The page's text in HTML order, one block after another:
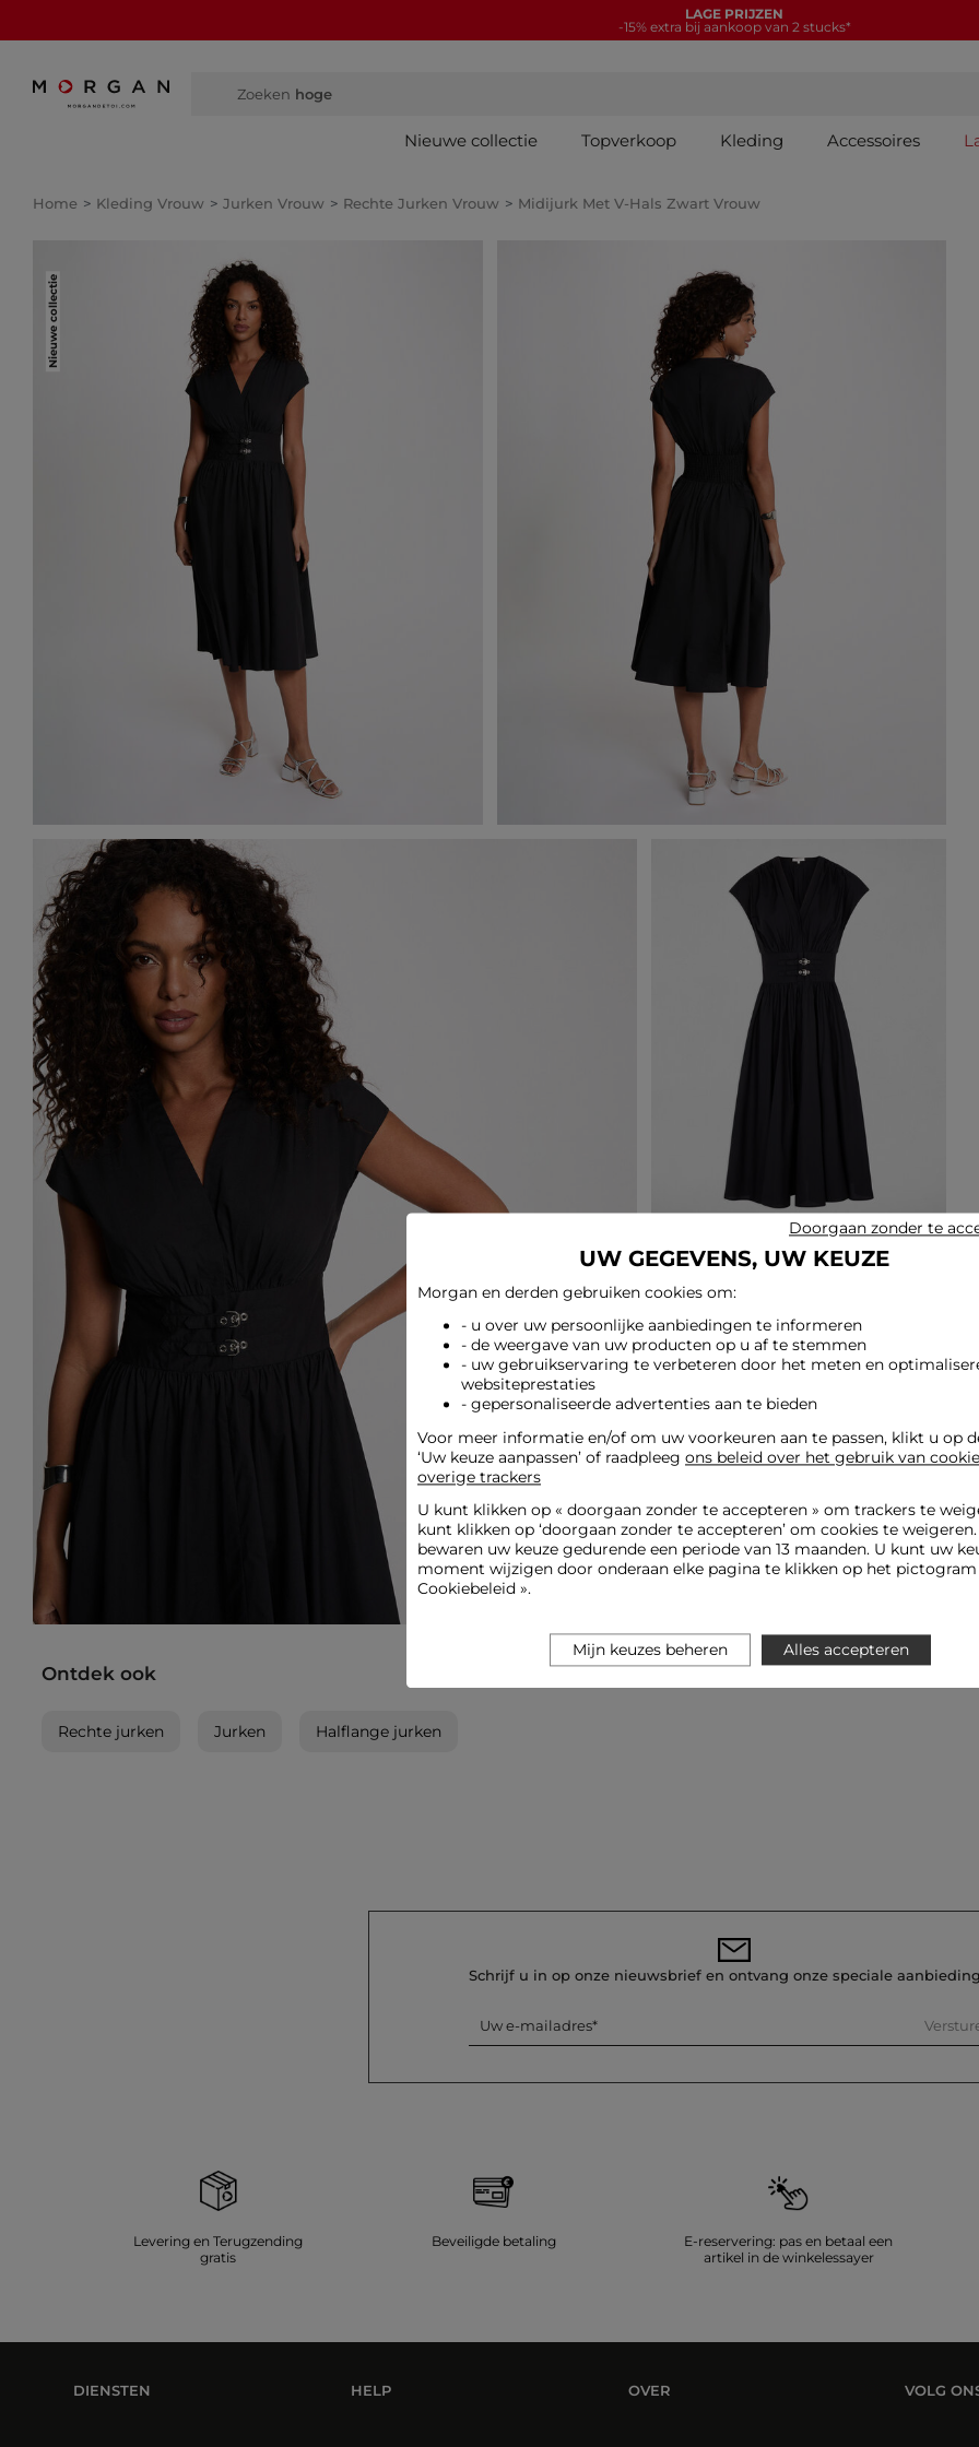
LAGE PRIJZEN
-15% extra bij aankoop van 2 stucks*
Zoeken hoge laarze
Nieuwe collectie Topverkoop Kleding Accessoires
Home Kleding Vrouw Jurken Vrouw Rechte Jurken Vrouw Midijurk Met V-Hals Zwart Vrouw
Nieuwe collectie
Ontdek ook
Rechte jurken Jurken Halflange jurken
Schrijf u in op onze nieuwsbrief en ontvang onze speciale
Uw e-mailadres
Levering en Terugzending
gratis
Beveiligde betaling
E-reservering: pas en betaal een
artikel in de winkelessayer
DIENSTEN HELP OVER VOLG
UW GEGEVENS, UW KEUZE
Morgan en derden gebruiken cookies om:
- u over uw persoonlijke aanbiedingen te informeren
- de weergave van uw producten op u af te stemmen
- uw gebruikservaring te verbeteren door het meten en
websiteprestaties
- gepersonaliseerde advertenties aan te bieden
Voor meer informatie en/of om uw voorkeuren aan te passen, klikt u op
‘Uw keuze aanpassen’ of raadpleeg ons beleid over het gebruik van
overige trackers
U kunt klikken op « doorgaan zonder te accepteren » om trackers te
kunt klikken op ‘doorgaan zonder te accepteren’ om cookies te
bewaren uw keuze gedurende een periode van 13 maanden. U kunt uw
moment wijzigen door onderaan elke pagina te klikken op het pictogram
Cookiebeleid ».
Mijn keuzes beheren
Doorgaan zonder te
Alles accepteren